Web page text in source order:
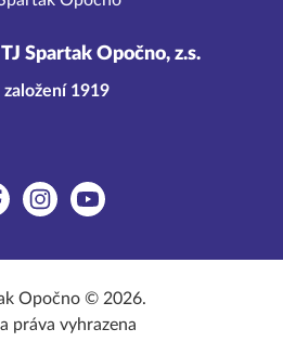
Spartak Opočno, z.s.
založení 1919
InstagramYouTube
Opočno © 2026.
práva vyhrazena